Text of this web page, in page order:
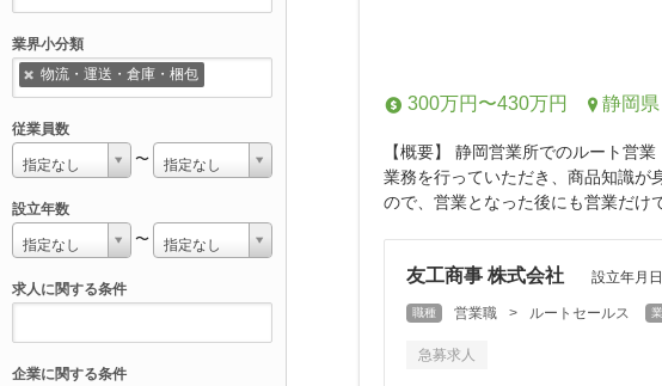
業界小分類
物流・運送・倉庫・梱包
従業員数
指定なし 〜 指定なし
設立年数
指定なし 〜 指定なし
求人に関する条件
企業に関する条件
300万円〜430万円 静岡県
【概要】 静岡営業所でのルート営
業務を行っていただき、商品知識が
ので、営業となった後にも営業だけ
友工商事 株式会社 設立年月
職種 営業職 > ルートセールス
急募求人